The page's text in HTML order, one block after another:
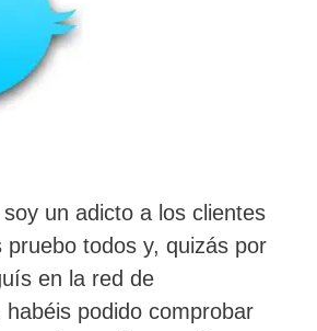
un adicto a los clientes
pruebo todos y, quizás por
en la red de
habéis podido comprobar